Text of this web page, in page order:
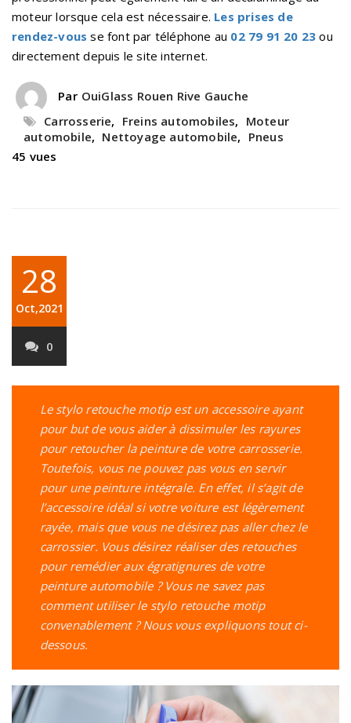
moteur lorsque cela est nécessaire. Les prises de
rendez-vous se font par téléphone au 02 79 91 20 23 ou
directement depuis le site internet.
Par OuiGlass Rouen Rive Gauche
Carrosserie, Freins automobiles, Moteur
automobile, Nettoyage automobile, Pneus
45 vues
28
Oct,2021
0
Le stylo retouche motip est un accessoire ayant
pour but de vous aider à dissimuler les rayures
pour retoucher la peinture de votre carrosserie.
Toutefois, vous ne pouvez pas vous en servir
pour une peinture intégrale. En effet, il s’agit de
l’accessoire idéal si votre voiture est légèrement
rayée, mais que vous ne désirez pas aller chez le
carrossier. Vous désirez réaliser des retouches
pour remédier aux égratignures de votre
peinture automobile ? Vous ne savez pas
comment utiliser le stylo retouche motip
convenablement ? Nous vous expliquons tout ci-
dessous.